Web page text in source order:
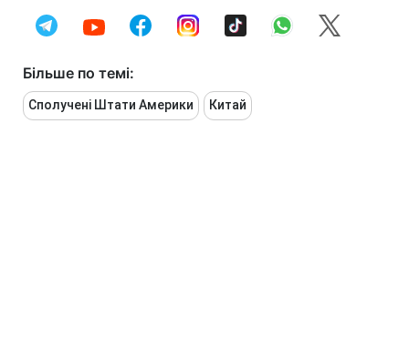
Більше по темі:
Сполучені Штати Америки Китай